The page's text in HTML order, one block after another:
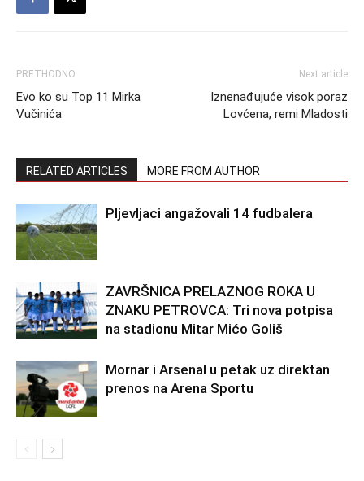
PRETHODNO
Evo ko su Top 11 Mirka
Vučinića
Next article
Iznenađujuće visok poraz
Lovćena, remi Mladosti
RELATED ARTICLES MORE FROM AUTHOR
Pljevljaci angažovali 14 fudbalera
ZAVRŠNICA PRELAZNOG ROKA U
ZNAKU PETROVCA: Tri nova potpisa
na stadionu Mitar Mićo Goliš
Mornar i Arsenal u petak uz direktan
prenos na Arena Sportu